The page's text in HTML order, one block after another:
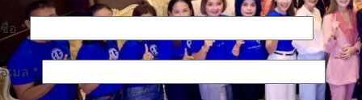
ชื่อ*
อีเมล *